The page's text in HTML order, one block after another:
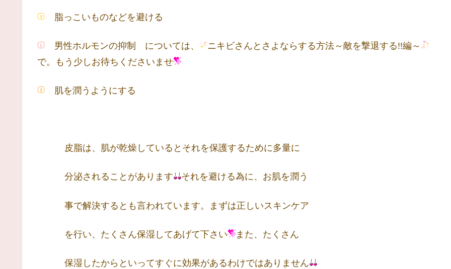
脂っこいものなどを避ける
男性ホルモンの抑制 については、
ニキビさんとさよならする方法～敵を撃退する!!編～
で。もう少しお待ちくださいませ
肌を潤うようにする
皮脂は、肌が乾燥しているとそれを保護するために多量に
分泌されることがあります それを避ける為に、お肌を潤う
事で解決するとも言われています。まずは正しいスキンケア
を行い、たくさん保湿してあげて下さい また、たくさん
保湿したからといってすぐに効果があるわけではありません